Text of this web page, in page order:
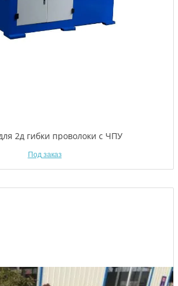
2д гибки проволоки с ЧПУ
Под заказ